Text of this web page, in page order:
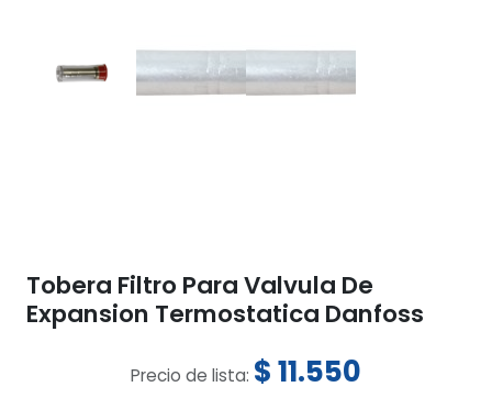
Tobera Filtro Para Valvula De
Expansion Termostatica Danfoss
Precio de lista: $11.550